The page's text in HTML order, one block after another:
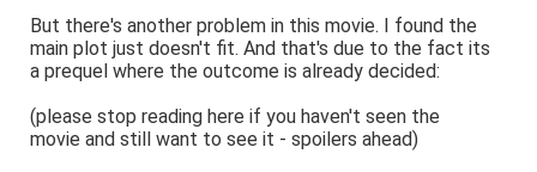
But there's another problem in this movie. I found the
main plot just doesn't fit. And that's due to the fact its
a prequel where the outcome is already decided:
(please stop reading here if you haven't seen the
movie and still want to see it - spoilers ahead)